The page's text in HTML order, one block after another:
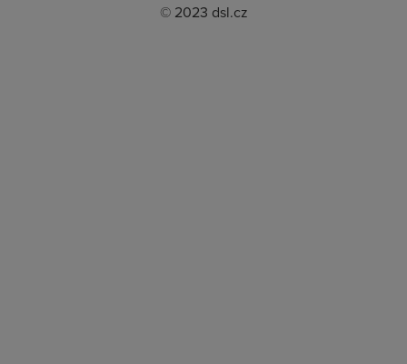
© 2023 dsl.cz